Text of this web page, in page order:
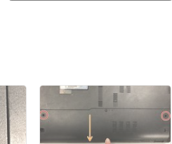
Abbrechen